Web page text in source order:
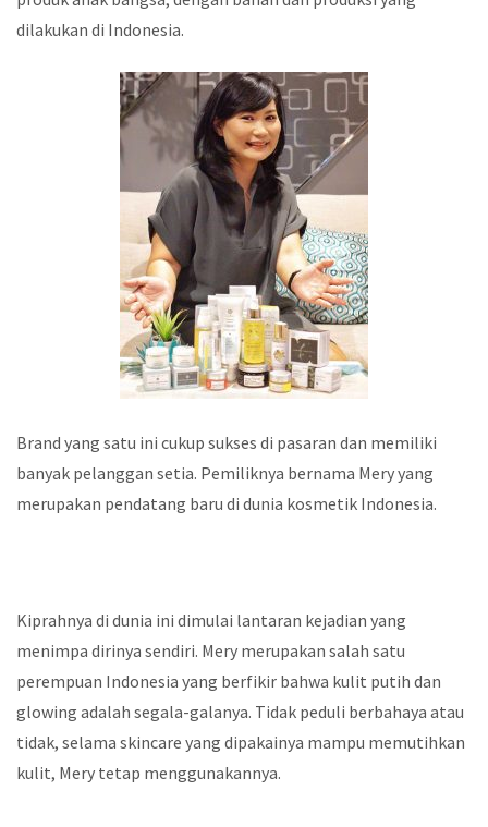
dilakukan di Indonesia.
Brand yang satu ini cukup sukses di pasaran dan memiliki
banyak pelanggan setia. Pemiliknya bernama Mery yang
merupakan pendatang baru di dunia kosmetik Indonesia.
Kiprahnya di dunia ini dimulai lantaran kejadian yang
menimpa dirinya sendiri. Mery merupakan salah satu
perempuan Indonesia yang berfikir bahwa kulit putih dan
glowing adalah segala-galanya. Tidak peduli berbahaya atau
tidak, selama skincare yang dipakainya mampu memutihkan
kulit, Mery tetap menggunakannya.